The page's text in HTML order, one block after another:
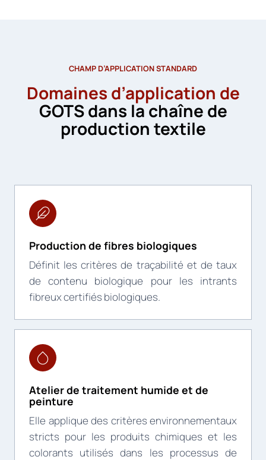
CHAMP D’APPLICATION STANDARD
Domaines d’application de
GOTS dans la chaîne de
production textile
Production de fibres biologiques
Définit les critères de traçabilité et de taux
de contenu biologique pour les intrants
fibreux certifiés biologiques.
Atelier de traitement humide et de
peinture
Elle applique des critères environnementaux
stricts pour les produits chimiques et les
colorants utilisés dans les processus de